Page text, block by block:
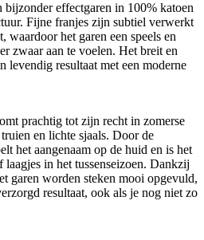
bijzonder effectgaren in 100% katoen
Fijne franjes zijn subtiel verwerkt
waardoor het garen een speels en
zwaar aan te voelen. Het breit en
levendig resultaat met een moderne
prachtig tot zijn recht in zomerse
en lichte sjaals. Door de
het aangenaam op de huid en is het
in het tussenseizoen. Dankzij
garen worden steken mooi opgevuld,
resultaat, ook als je nog niet zo